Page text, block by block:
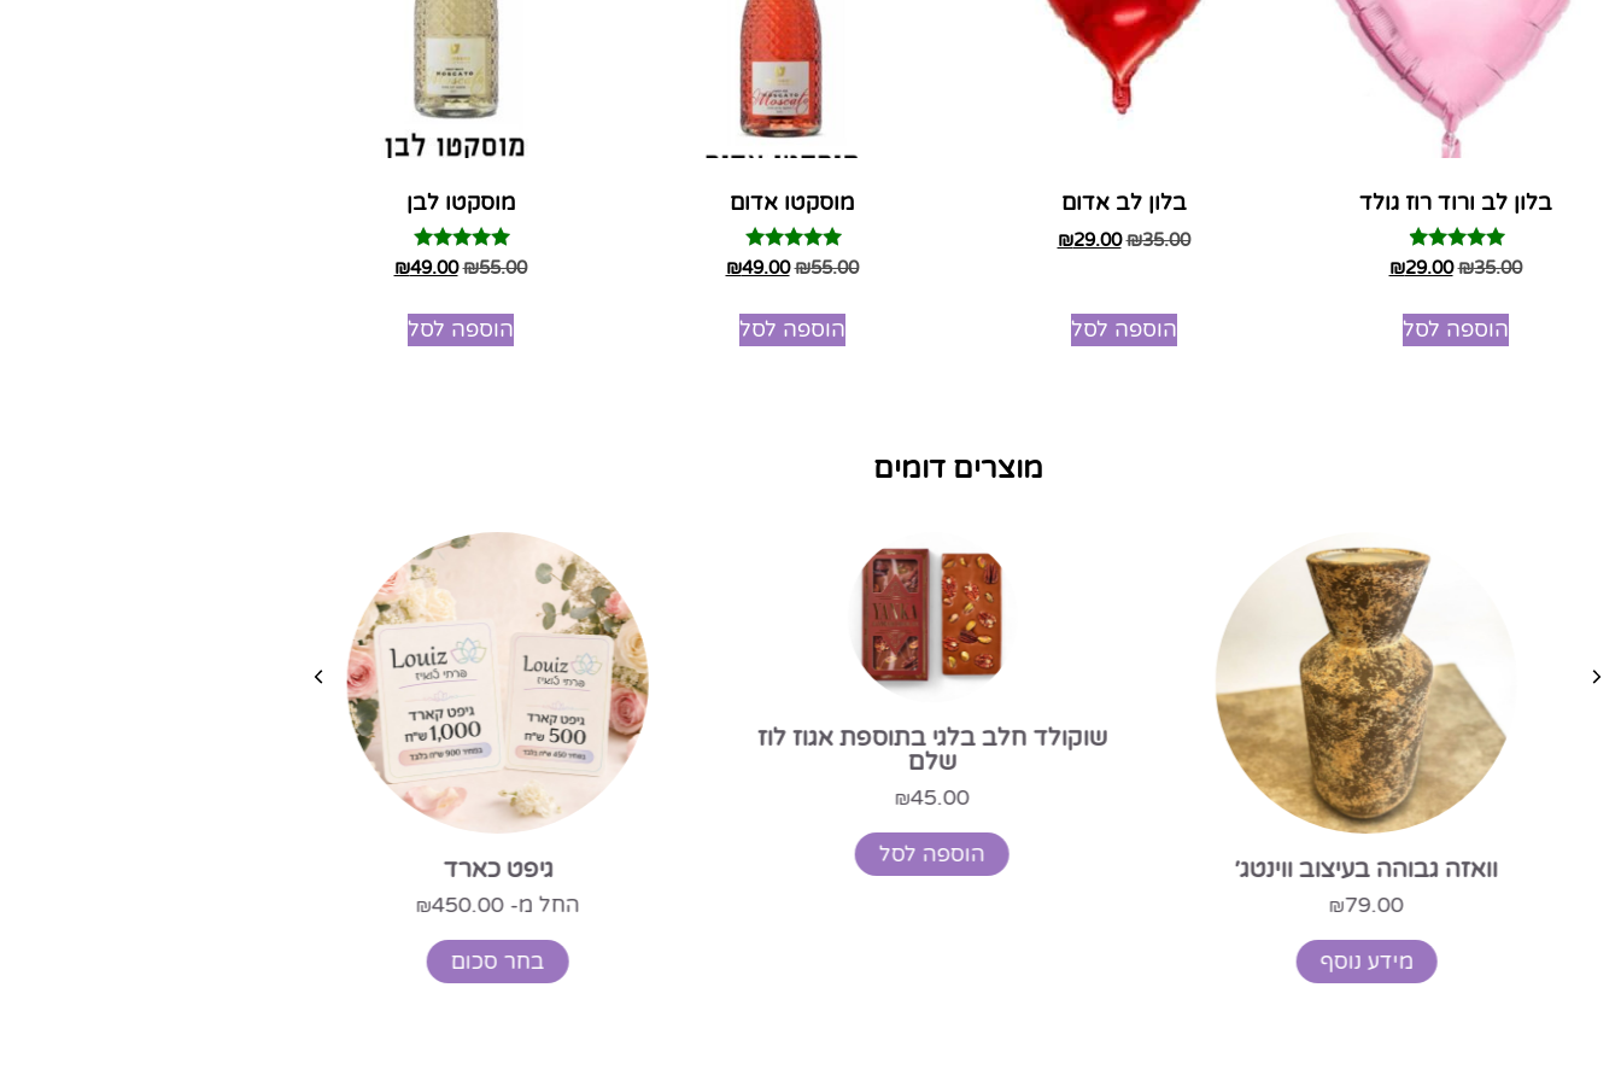
בלון לב ורוד רוז גולד
דורג
4.75
₪35.00
₪29.00
הוספה לסל
בלון לב אדום
₪35.00
₪29.00
הוספה לסל
מוסקטו אדום
דורג
5.00
₪55.00
₪49.00
הוספה לסל
מוסקטו לבן
דורג
5.00
₪55.00
₪49.00
הוספה לסל
מוצרים דומים
וואזה גבוהה בעיצוב ווינטג׳
₪79.00
מידע נוסף
שוקולד חלב בלגי בתוספת אגוז לוז
שלם
₪45.00
הוספה לסל
גיפט כארד
החל מ- ₪450.00
בחר סכום